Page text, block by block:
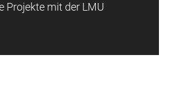
Projekte mit der LMU